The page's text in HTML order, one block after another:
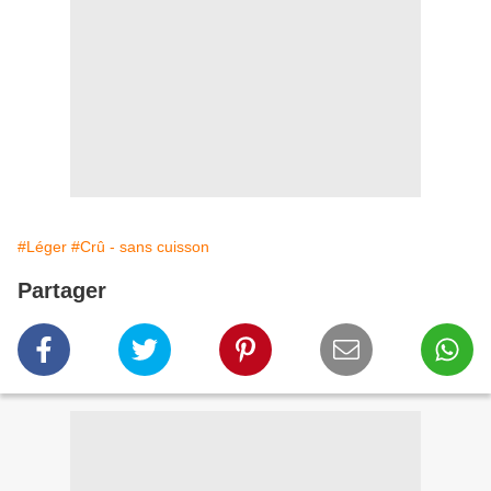
#Léger #Crû - sans cuisson
Partager